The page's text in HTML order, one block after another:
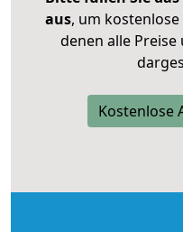
aus, um
denen alle
Kostenlose